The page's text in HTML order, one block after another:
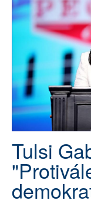
ROZHOVORY
NEJČTENĚJŠÍ ZA 7
AUTOŘI
PŘÍSPĚVKY NA
SOCIÁLNÍ SÍTĚ
RUBRIKY
Tulsi